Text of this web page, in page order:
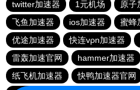
twitter加速器
1元机场 原子
飞鱼加速器
ios加速器 蜜蜂
优途加速器
快连vρn加速器
雷轰加速官网
hammer加速器
纸飞机加速器
快鸭加速器官网